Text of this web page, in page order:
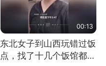
00:13
东北女子到山西玩错过饭
点，找了十几个饭馆都没